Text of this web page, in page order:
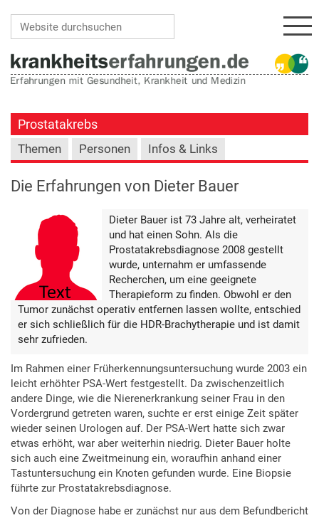
Prostatakrebs
Themen Personen Infos & Links
Die Erfahrungen von Dieter Bauer
Dieter Bauer ist 73 Jahre alt, verheiratet
und hat einen Sohn. Als die
Prostatakrebsdiagnose 2008 gestellt
wurde, unternahm er umfassende
Recherchen, um eine geeignete
Therapieform zu finden. Obwohl er den
Tumor zunächst operativ entfernen lassen wollte, entschied
er sich schließlich für die HDR-Brachytherapie und ist damit
sehr zufrieden.
Im Rahmen einer Früherkennungsuntersuchung wurde 2003 ein
leicht erhöhter PSA-Wert festgestellt. Da zwischenzeitlich
andere Dinge, wie die Nierenerkrankung seiner Frau in den
Vordergrund getreten waren, suchte er erst einige Zeit später
wieder seinen Urologen auf. Der PSA-Wert hatte sich zwar
etwas erhöht, war aber weiterhin niedrig. Dieter Bauer holte
sich auch eine Zweitmeinung ein, woraufhin anhand einer
Tastuntersuchung ein Knoten gefunden wurde. Eine Biopsie
führte zur Prostatakrebsdiagnose.
Von der Diagnose habe er zunächst nur aus dem Befundbericht